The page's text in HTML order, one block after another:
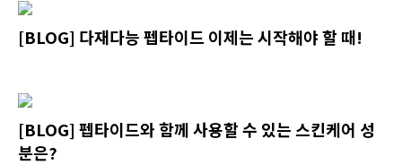
[BLOG] 다재다능 펩타이드 이제는 시작해야 할 때!
[BLOG] 펩타이드와 함께 사용할 수 있는 스킨케어 성
분은?